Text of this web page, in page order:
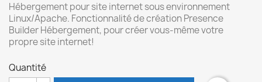
Hébergement pour site internet sous environnement
Linux/Apache. Fonctionnalité de création Presence
Builder Hébergement, pour créer vous-même votre
propre site internet!
Quantité